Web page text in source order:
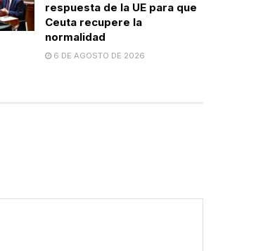
respuesta de la UE para que
Ceuta recupere la
normalidad
6 DE AGOSTO DE 2026